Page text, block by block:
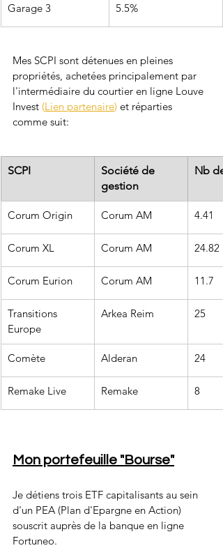
Garage 3 5.5%
Mes SCPI sont détenues en pleines
propriétés, achetées principalement par
l'intermédiaire du courtier en ligne Louve
Invest (Lien partenaire) et réparties
comme suit:
SCPI
Société de
gestion
Nb
Corum Origin Corum AM 4.41
Corum XL Corum AM 24.82
Corum Eurion Corum AM 11.7
Transitions
Europe
Arkea Reim 25
Comète Alderan 24
Remake Live Remake 8
Mon portefeuille "Bourse"
Je détiens trois ETF capitalisants au sein
d'un PEA (Plan d'Epargne en Action)
souscrit auprès de la banque en ligne
Fortuneo.